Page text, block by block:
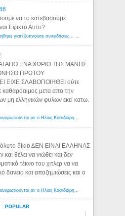
POPULAR
να το κατεβασουμε
Εφικτο Αυτο?
Ένα βιβλίο που πολεμήθηκε γιατί ξυπνούσε συνειδήσεις... - Λόγιος Ερμής | Η γνώση ξεκινάει με την αναζήτηση...
ΑΠΟ ΕΝΑ ΧΩΡΙΟ ΤΗΣ ΜΑΝΗΣ.
ΠΡΩΤΟΥ
ΕΙΧΕ ΣΛΑΒΟΠΟΙΗΘΕΙ ούτε
καθαρόαιμος μετα απο την
μη ελληνικών φυλων εκεί κατω.
Αμερικανοί ρατσιστές αναρωτιούνται αν ο Ηλίας Κασιδιάρης ανήκει στη λευκή φυλή... - Λόγιος Ερμής
δίκιο ΔΕΝ ΕΙΝΑΙ ΕΛΛΗΝΑΣ
θέλει να νιώθει και δεν
τέκνο του χιτλερ να να
δανειο και αποζημιώσεις και ο
Αμερικανοί ρατσιστές αναρωτιούνται αν ο Ηλίας Κασιδιάρης ανήκει στη λευκή φυλή... - Λόγιος Ερμής